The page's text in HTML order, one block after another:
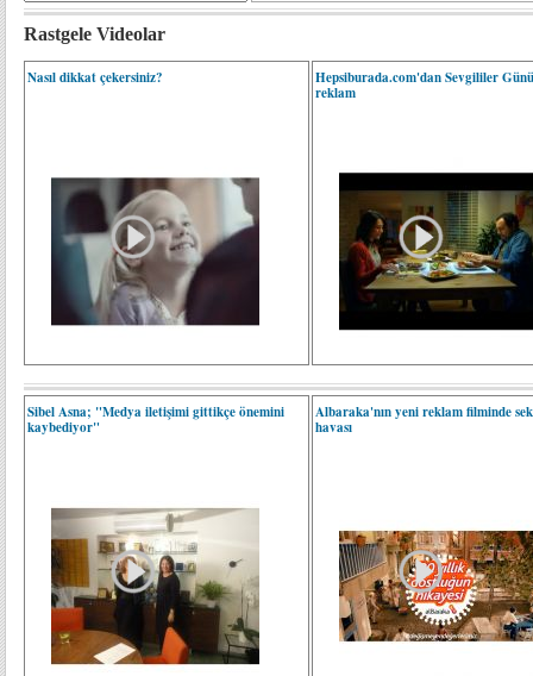
Rastgele Videolar
Nasıl dikkat çekersiniz?
Hepsiburada.com'dan Sevgililer
reklam
Sibel Asna; "Medya iletişimi gittikçe önemini
kaybediyor"
Albaraka'nın yeni reklam filminde
havası